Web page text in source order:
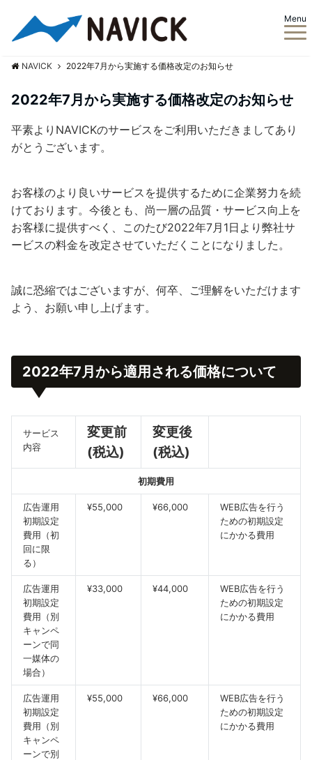
Menu
NAVICK 2022年7月から実施する価格改定のお知らせ
2022年7月から実施する価格改定のお知らせ
平素よりNAVICKのサービスをご利用いただきましてあり
がとうございます。
お客様のより良いサービスを提供するために企業努力を続
けております。今後とも、尚一層の品質・サービス向上を
お客様に提供すべく、このたび2022年7月1日より弊社サ
ービスの料金を改定させていただくことになりました。
誠に恐縮ではございますが、何卒、ご理解をいただけます
よう、お願い申し上げます。
2022年7月から適用される価格について
サービス
内容
変更前
(税込)
変更後
(税込)
初期費用
広告運用
初期設定
費用（初
回に限
る）
¥55,000 ¥66,000
WEB広告を行う
ための初期設定
にかかる費用
広告運用
初期設定
費用（別
キャンペ
ーンで同
一媒体の
場合）
¥33,000 ¥44,000
WEB広告を行う
ための初期設定
にかかる費用
広告運用
初期設定
費用（別
キャンペ
ーンで別
¥55,000 ¥66,000
WEB広告を行う
ための初期設定
にかかる費用